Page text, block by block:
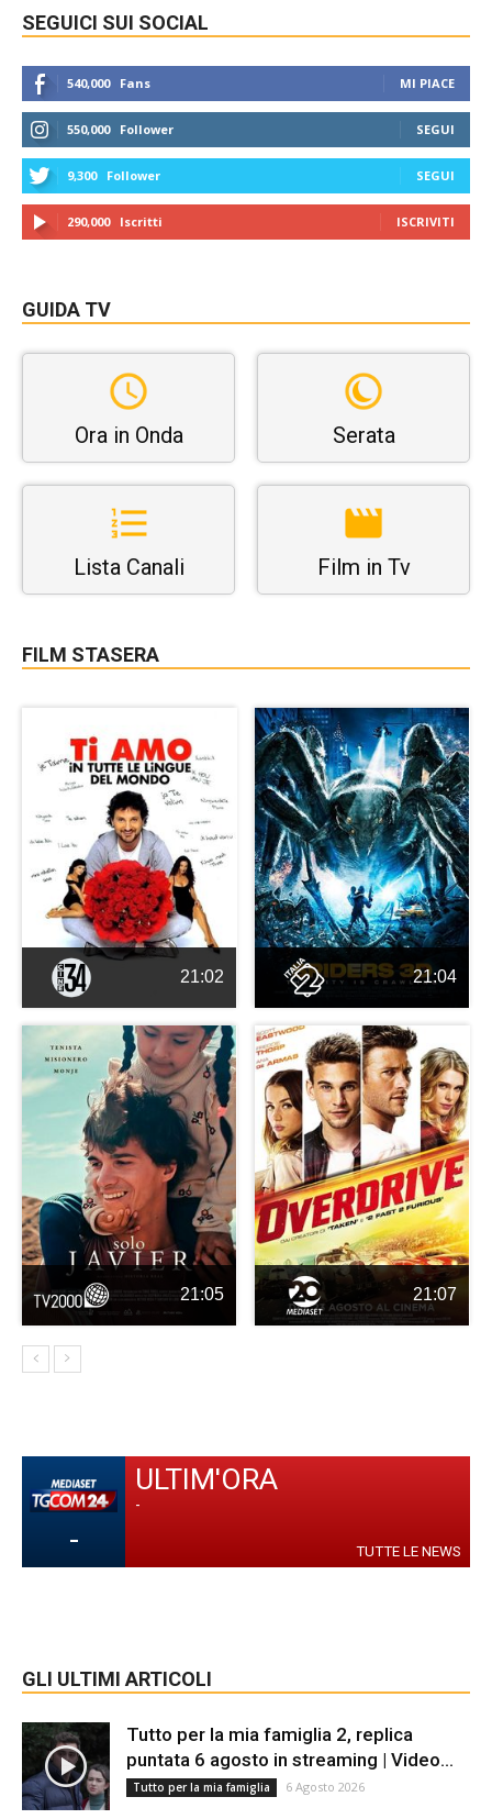
SEGUICI SUI SOCIAL
540,000 Fans MI PIACE
550,000 Follower SEGUI
9,300 Follower SEGUI
290,000 Iscritti ISCRIVITI
GUIDA TV
Ora in Onda Serata
Lista Canali Film in Tv
FILM STASERA
21:02 21:04
21:05 21:07
-
ULTIM'ORA
-
TUTTE LE NEWS
GLI ULTIMI ARTICOLI
Tutto per la mia famiglia 2, replica
puntata 6 agosto in streaming | Video...
Tutto per la mia famiglia 6 Agosto 2026